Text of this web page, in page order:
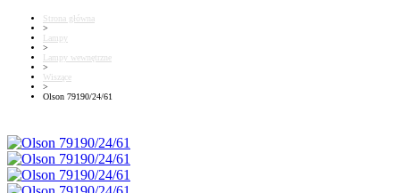
Strona główna
>
Lampy
>
Lampy wewnętrzne
>
Wiszące
>
Olson 79190/24/61